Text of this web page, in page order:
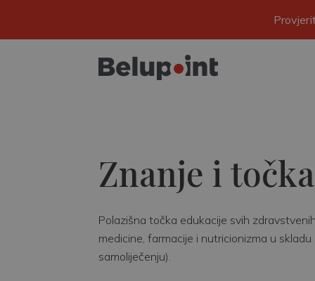
Znanje i točka
Polazišna točka edukacije svih
medicine, farmacije i nutricionizma u
samoliječenju).